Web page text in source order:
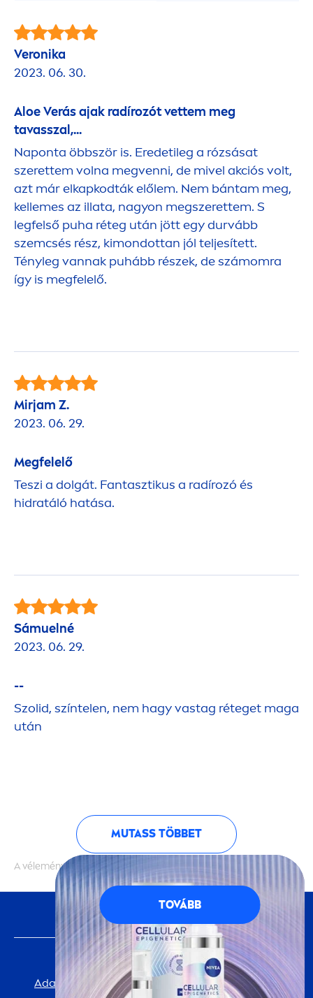
Veronika
2023. 06. 30.
Aloe Verás ajak radírozót vettem meg
tavasszal,...
Naponta öbbször is. Eredetileg a rózsásat
szerettem volna megvenni, de mivel akciós volt,
azt már elkapkodták előlem. Nem bántam meg,
kellemes az illata, nagyon megszerettem. S
legfelső puha réteg után jött egy durvább
szemcsés rész, kimondottan jól teljesített.
Tényleg vannak puhább részek, de számomra
így is megfelelő.
Mirjam Z.
2023. 06. 29.
Megfelelő
Teszi a dolgát. Fantasztikus a radírozó és
hidratáló hatása.
Sámuelné
2023. 06. 29.
--
Szolid, színtelen, nem hagy vastag réteget maga
után
MUTASS TÖBBET
A vélemények hitelességét nem ellenőrizzük
FONTOS INFORMÁCIÓ
Adatvédelmi Tájékoztató Cookie-beállítások
KÖVESS MINKET
TOVÁBB